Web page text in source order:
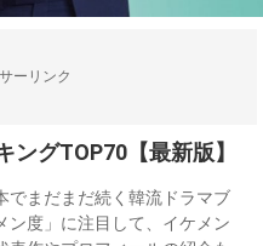
ーリンク
グTOP70【最新版】
でまだまだ続く韓流ドラマブ
ン度」に注目して、イケメン